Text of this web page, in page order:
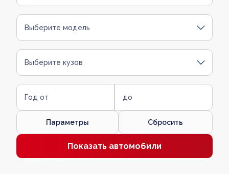
Выберите модель
Выберите кузов
Год от до
Параметры Сбросить
Показать автомобили